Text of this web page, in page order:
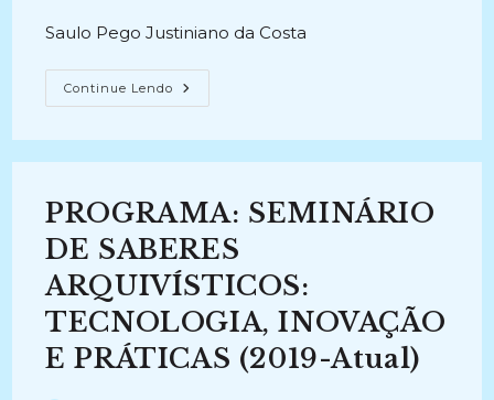
(2015)
Saulo Pego Justiniano da Costa
Continue Lendo A
TECNOLOGIA
NA
PROGRAMA: SEMINÁRIO
DE SABERES
ARQUIVÍSTICOS:
TECNOLOGIA, INOVAÇÃO
E PRÁTICAS (2019-Atual)